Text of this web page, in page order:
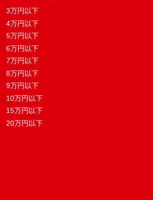
3万円以下
4万円以下
5万円以下
6万円以下
7万円以下
8万円以下
9万円以下
10万円以下
15万円以下
20万円以下